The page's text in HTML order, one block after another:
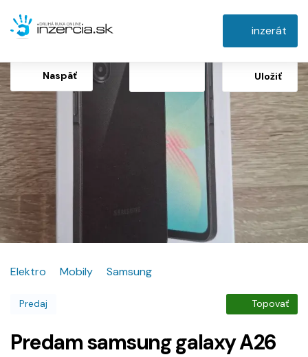
inzerát
Naspäť Uložiť
Elektro Mobily Samsung
Predaj Topovať
Predam samsung galaxy A26